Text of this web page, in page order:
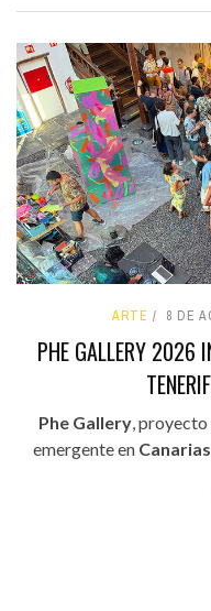
ARTE 8 DE
PHE GALLERY 2026
Phe Gallery, proyecto
emergente en Canarias